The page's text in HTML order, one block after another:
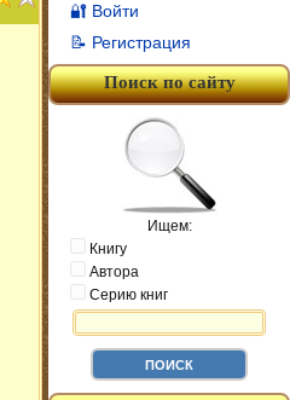
🔐 Войти
📝 Регистрация
Поиск по сайту
Ищем:
Книгу
Автора
Серию книг